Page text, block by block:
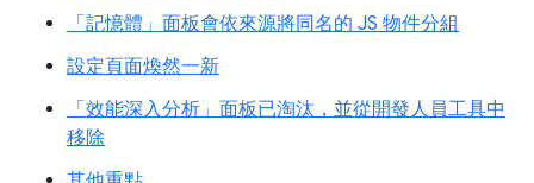
「記憶體」面板會依來源將同名的 JS 物件分組
設定頁面煥然一新
「效能深入分析」面板已淘汰，並從開發人員工具中
移除